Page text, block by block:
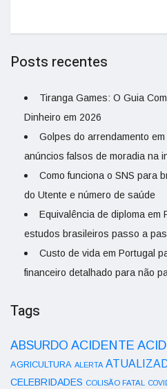
Posts recentes
Tiranga Games: O Guia
Dinheiro em 2026
Golpes do arrendamento
anúncios falsos de moradia na
Como funciona o SNS para
do Utente e número de saúde
Equivalência de diploma em
estudos brasileiros passo a
Custo de vida em Portugal
financeiro detalhado para não
Tags
ABSURDO ACIDENTE
AGRICULTURA ALERTA
CELEBRIDADES COLISÃO FATAL